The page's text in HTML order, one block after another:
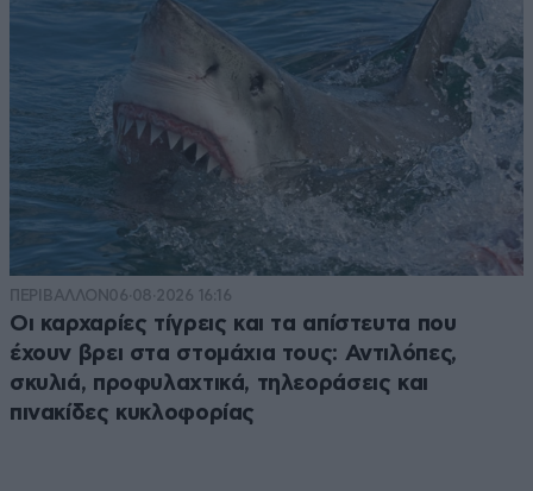
ΠΕΡΙΒΑΛΛΟΝ 06·08·2026 16:16
Οι καρχαρίες τίγρεις και τα απίστευτα που
έχουν βρει στα στομάχια τους: Αντιλόπες,
σκυλιά, προφυλαχτικά, τηλεοράσεις και
πινακίδες κυκλοφορίας